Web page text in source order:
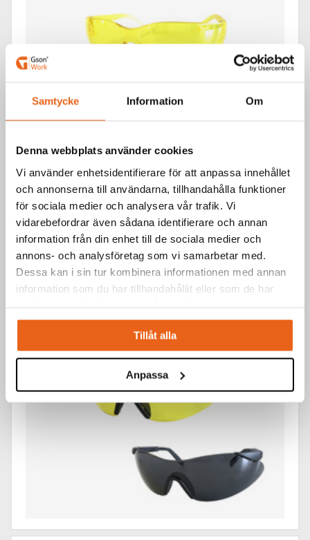
Samtycke Information Om
Denna webbplats använder cookies
Vi använder enhetsidentifierare för att anpassa innehållet
och annonserna till användarna, tillhandahålla funktioner
för sociala medier och analysera vår trafik. Vi
vidarebefordrar även sådana identifierare och annan
information från din enhet till de sociala medier och
annons- och analysföretag som vi samarbetar med.
Dessa kan i sin tur kombinera informationen med annan
information som du har tillhandahållit eller som de har
Tillåt alla
Anpassa
Skyddsutrustning / Skyddsglasögon
VIPER